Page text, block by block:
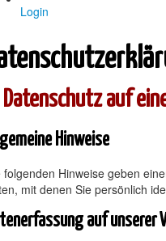
Login
auf
Hinweise
folgenden Hinweise geben
mit denen Sie persönlich
auf unserer